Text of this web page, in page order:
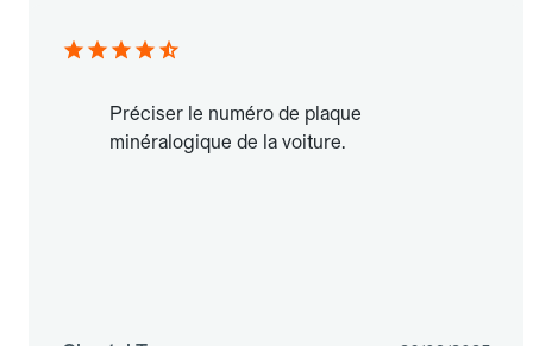
Préciser le numéro de plaque
minéralogique de la voiture.